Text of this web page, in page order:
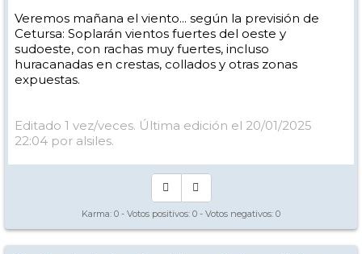
Veremos mañana el viento... según la previsión de
Cetursa: Soplarán vientos fuertes del oeste y
sudoeste, con rachas muy fuertes, incluso
huracanadas en crestas, collados y otras zonas
expuestas.
Editado 1 vez/veces. Última edición el 20/01/2025
22:04 por alsiles.
Karma: 0 - Votos positivos: 0 - Votos negativos: 0